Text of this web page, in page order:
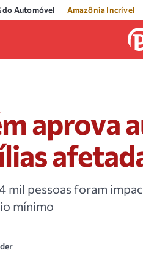
do Automóvel Amazônia Incrível
aprova
mil pessoas foram
mínimo